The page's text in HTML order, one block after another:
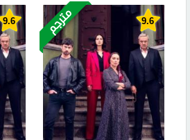
9.6 مترجم 9.6